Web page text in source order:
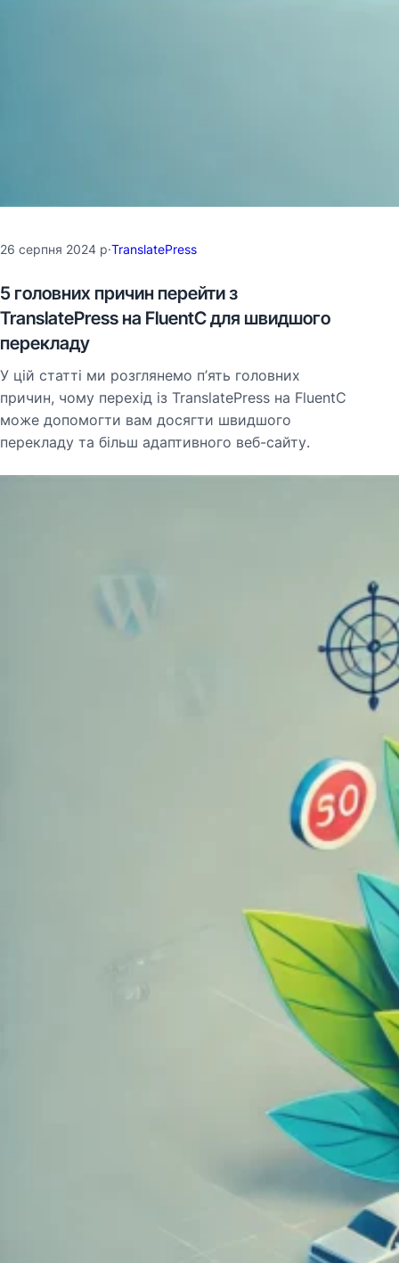
26 серпня 2024 р·TranslatePress
5 головних причин перейти з
TranslatePress на FluentC для швидшого
перекладу
У цій статті ми розглянемо п’ять головних
причин, чому перехід із TranslatePress на FluentC
може допомогти вам досягти швидшого
перекладу та більш адаптивного веб-сайту.